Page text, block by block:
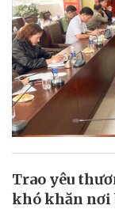
Trao yêu
khó khăn nơi